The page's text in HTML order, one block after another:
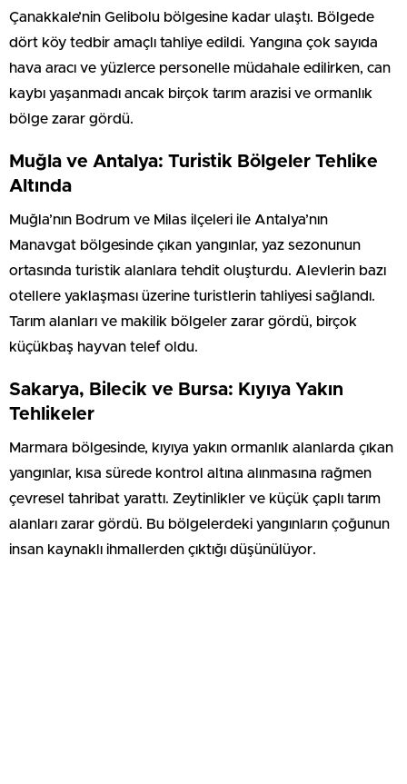
Çanakkale’nin Gelibolu bölgesine kadar ulaştı. Bölgede
dört köy tedbir amaçlı tahliye edildi. Yangına çok sayıda
hava aracı ve yüzlerce personelle müdahale edilirken, can
kaybı yaşanmadı ancak birçok tarım arazisi ve ormanlık
bölge zarar gördü.
Muğla ve Antalya: Turistik Bölgeler Tehlike
Altında
Muğla’nın Bodrum ve Milas ilçeleri ile Antalya’nın
Manavgat bölgesinde çıkan yangınlar, yaz sezonunun
ortasında turistik alanlara tehdit oluşturdu. Alevlerin bazı
otellere yaklaşması üzerine turistlerin tahliyesi sağlandı.
Tarım alanları ve makilik bölgeler zarar gördü, birçok
küçükbaş hayvan telef oldu.
Sakarya, Bilecik ve Bursa: Kıyıya Yakın
Tehlikeler
Marmara bölgesinde, kıyıya yakın ormanlık alanlarda çıkan
yangınlar, kısa sürede kontrol altına alınmasına rağmen
çevresel tahribat yarattı. Zeytinlikler ve küçük çaplı tarım
alanları zarar gördü. Bu bölgelerdeki yangınların çoğunun
insan kaynaklı ihmallerden çıktığı düşünülüyor.